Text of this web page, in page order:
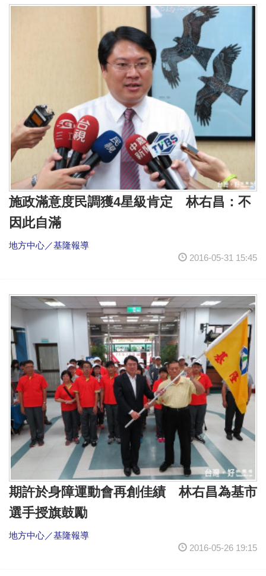
施政滿意度民調獲4星級肯定 林右昌：不
因此自滿
地方中心／基隆報導
2016-05-31 15:45
期許於身障運動會再創佳績 林右昌為基市
選手授旗鼓勵
地方中心／基隆報導
2016-05-26 19:15